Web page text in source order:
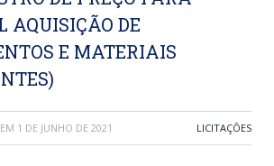
AQUISIÇÃO DE
E MATERIAIS
EM 1 DE JUNHO DE 2021 LICITAÇÕES